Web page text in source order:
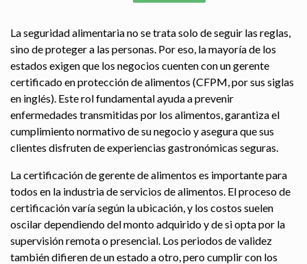
La seguridad alimentaria no se trata solo de seguir las reglas,
sino de proteger a las personas. Por eso, la mayoría de los
estados exigen que los negocios cuenten con un gerente
certificado en protección de alimentos (CFPM, por sus siglas
en inglés). Este rol fundamental ayuda a prevenir
enfermedades transmitidas por los alimentos, garantiza el
cumplimiento normativo de su negocio y asegura que sus
clientes disfruten de experiencias gastronómicas seguras.
La certificación de gerente de alimentos es importante para
todos en la industria de servicios de alimentos. El proceso de
certificación varía según la ubicación, y los costos suelen
oscilar dependiendo del monto adquirido y de si opta por la
supervisión remota o presencial. Los periodos de validez
también difieren de un estado a otro, pero cumplir con los